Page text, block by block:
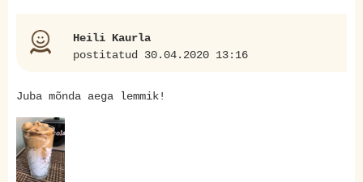
Heili Kaurla
postitatud 30.04.2020 13:16
Juba mõnda aega lemmik!